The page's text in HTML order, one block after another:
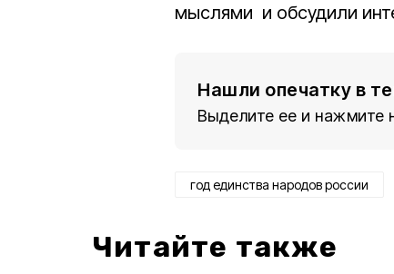
мыслями и обсудили
Нашли опечатку в
Выделите ее и нажмите
год единства народов россии
Читайте также